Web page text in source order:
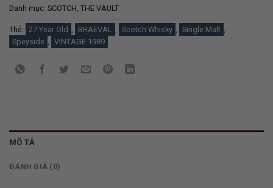
Danh mục: SCOTCH THE VAULT
Thẻ: 27 Year Old BRAEVAL Scotch Whisky Single Malt
Speyside
VINTAGE 1989
MÔ TẢ
ĐÁNH GIÁ (0)